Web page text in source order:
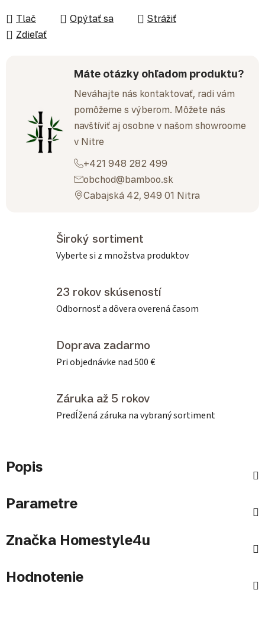
Tlač Opýtať sa
Strážiť
Zdieľať
Máte otázky ohľadom produktu?
Neváhajte nás kontaktovať, radi vám
pomôžeme s výberom. Môžete nás
navštíviť aj osobne v našom showroome
v Nitre
+421 948 282 499
obchod@bamboo.sk
Cabajská 42, 949 01 Nitra
Široký sortiment
Vyberte si z množstva produktov
23 rokov skúseností
Odbornosť a dôvera overená časom
Doprava zadarmo
Pri objednávke nad 500 €
Záruka až 5 rokov
Predĺžená záruka na vybraný sortiment
Popis
Parametre
Značka Homestyle4u
Hodnotenie